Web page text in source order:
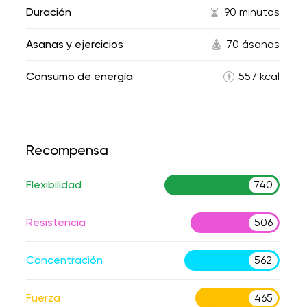
Duración 90 minutos
Asanas y ejercicios 70 ásanas
Consumo de energía 557 kcal
Recompensa
Flexibilidad 740
Resistencia 506
Concentración 562
Fuerza 465